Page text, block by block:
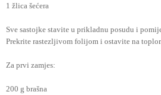
1 žlica šećera
Sve sastojke stavite u prikladnu posudu i
Prekrite rastezljivom folijom i ostavite na
Za prvi zamjes:
200 g brašna